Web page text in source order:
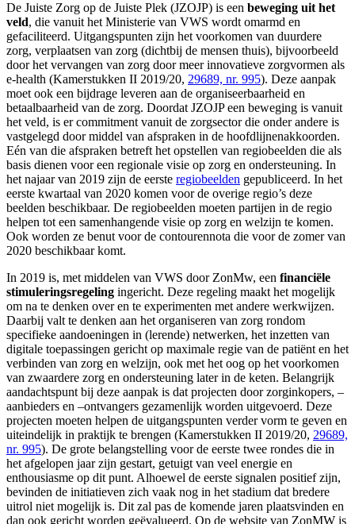
De Juiste Zorg op de Juiste Plek (JZOJP) is een beweging uit het
veld, die vanuit het Ministerie van VWS wordt omarmd en
gefaciliteerd. Uitgangspunten zijn het voorkomen van duurdere
zorg, verplaatsen van zorg (dichtbij de mensen thuis), bijvoorbeeld
door het vervangen van zorg door meer innovatieve zorgvormen als
e-health (Kamerstukken II 2019/20, 29689, nr. 995). Deze aanpak
moet ook een bijdrage leveren aan de organiseerbaarheid en
betaalbaarheid van de zorg. Doordat JZOJP een beweging is vanuit
het veld, is er commitment vanuit de zorgsector die onder andere is
vastgelegd door middel van afspraken in de hoofdlijnenakkoorden.
Eén van die afspraken betreft het opstellen van regiobeelden die als
basis dienen voor een regionale visie op zorg en ondersteuning. In
het najaar van 2019 zijn de eerste regiobeelden gepubliceerd. In het
eerste kwartaal van 2020 komen voor de overige regio’s deze
beelden beschikbaar. De regiobeelden moeten partijen in de regio
helpen tot een samenhangende visie op zorg en welzijn te komen.
Ook worden ze benut voor de contourennota die voor de zomer van
2020 beschikbaar komt.
In 2019 is, met middelen van VWS door ZonMw, een financiële
stimuleringsregeling ingericht. Deze regeling maakt het mogelijk
om na te denken over en te experimenten met andere werkwijzen.
Daarbij valt te denken aan het organiseren van zorg rondom
specifieke aandoeningen in (lerende) netwerken, het inzetten van
digitale toepassingen gericht op maximale regie van de patiënt en het
verbinden van zorg en welzijn, ook met het oog op het voorkomen
van zwaardere zorg en ondersteuning later in de keten. Belangrijk
aandachtspunt bij deze aanpak is dat projecten door zorginkopers, –
aanbieders en –ontvangers gezamenlijk worden uitgevoerd. Deze
projecten moeten helpen de uitgangspunten verder vorm te geven en
uiteindelijk in praktijk te brengen (Kamerstukken II 2019/20, 29689,
nr. 995). De grote belangstelling voor de eerste twee rondes die in
het afgelopen jaar zijn gestart, getuigt van veel energie en
enthousiasme op dit punt. Alhoewel de eerste signalen positief zijn,
bevinden de initiatieven zich vaak nog in het stadium dat bredere
uitrol niet mogelijk is. Dit zal pas de komende jaren plaatsvinden en
dan ook gericht worden geëvalueerd. Op de website van ZonMW is